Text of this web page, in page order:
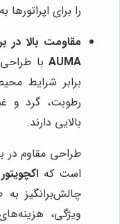
را برای
مقاومت بالا
AUMA با
برابر شرایط
رطوبت، گرد و
بالایی دارند.
طراحی مقاوم در
است که اکچویتور AUMA
چالش‌برانگیز
ویژگی،